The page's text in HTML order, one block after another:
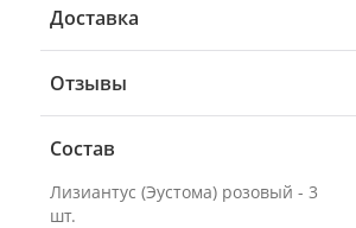
Доставка
Отзывы
Состав
Лизиантус (Эустома) розовый - 3
шт.